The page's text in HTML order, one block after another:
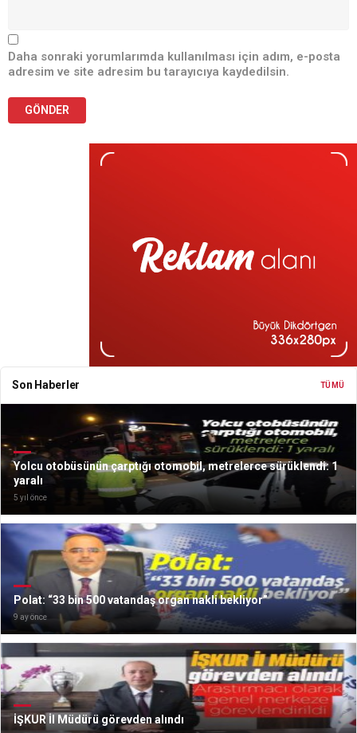
Daha sonraki yorumlarımda kullanılması için adım, e-posta
adresim ve site adresim bu tarayıcıya kaydedilsin.
Son Haberler TÜMÜ
Yolcu otobüsünün çarptığı otomobil, metrelerce sürüklendi: 1
yaralı
5 yıl önce
Polat: “33 bin 500 vatandaş organ nakli bekliyor”
9 ay önce
İŞKUR İl Müdürü görevden alındı